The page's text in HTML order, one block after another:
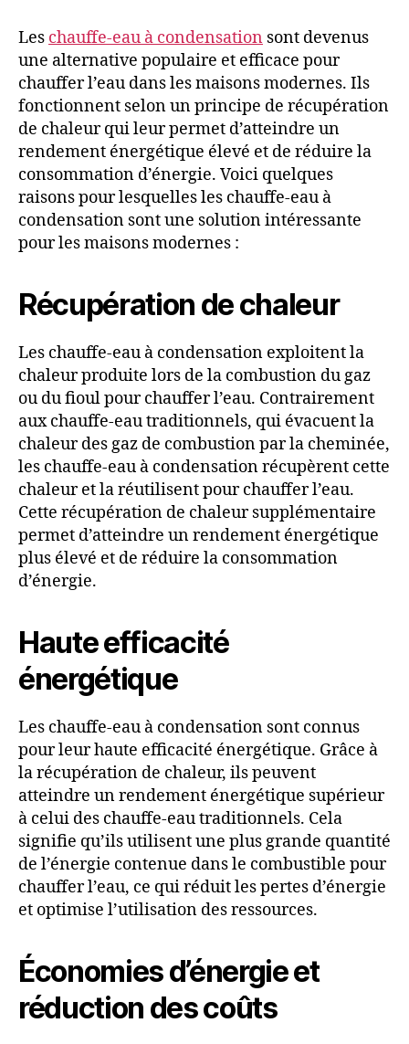
Les chauffe-eau à condensation sont devenus
une alternative populaire et efficace pour
chauffer l’eau dans les maisons modernes. Ils
fonctionnent selon un principe de récupération
de chaleur qui leur permet d’atteindre un
rendement énergétique élevé et de réduire la
consommation d’énergie. Voici quelques
raisons pour lesquelles les chauffe-eau à
condensation sont une solution intéressante
pour les maisons modernes :
Récupération de chaleur
Les chauffe-eau à condensation exploitent la
chaleur produite lors de la combustion du gaz
ou du fioul pour chauffer l’eau. Contrairement
aux chauffe-eau traditionnels, qui évacuent la
chaleur des gaz de combustion par la cheminée,
les chauffe-eau à condensation récupèrent cette
chaleur et la réutilisent pour chauffer l’eau.
Cette récupération de chaleur supplémentaire
permet d’atteindre un rendement énergétique
plus élevé et de réduire la consommation
d’énergie.
Haute efficacité
énergétique
Les chauffe-eau à condensation sont connus
pour leur haute efficacité énergétique. Grâce à
la récupération de chaleur, ils peuvent
atteindre un rendement énergétique supérieur
à celui des chauffe-eau traditionnels. Cela
signifie qu’ils utilisent une plus grande quantité
de l’énergie contenue dans le combustible pour
chauffer l’eau, ce qui réduit les pertes d’énergie
et optimise l’utilisation des ressources.
Économies d’énergie et
réduction des coûts